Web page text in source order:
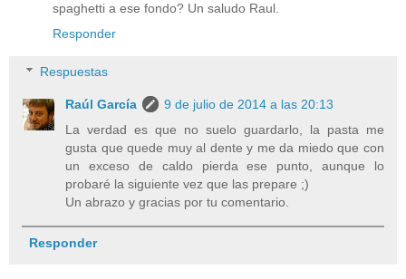
spaghetti a ese fondo? Un saludo Raul.
Responder
Respuestas
Raúl García
9 de julio de 2014 a las 20:13
La verdad es que no suelo guardarlo, la pasta me
gusta que quede muy al dente y me da miedo que con
un exceso de caldo pierda ese punto, aunque lo
probaré la siguiente vez que las prepare ;)
Un abrazo y gracias por tu comentario.
Responder